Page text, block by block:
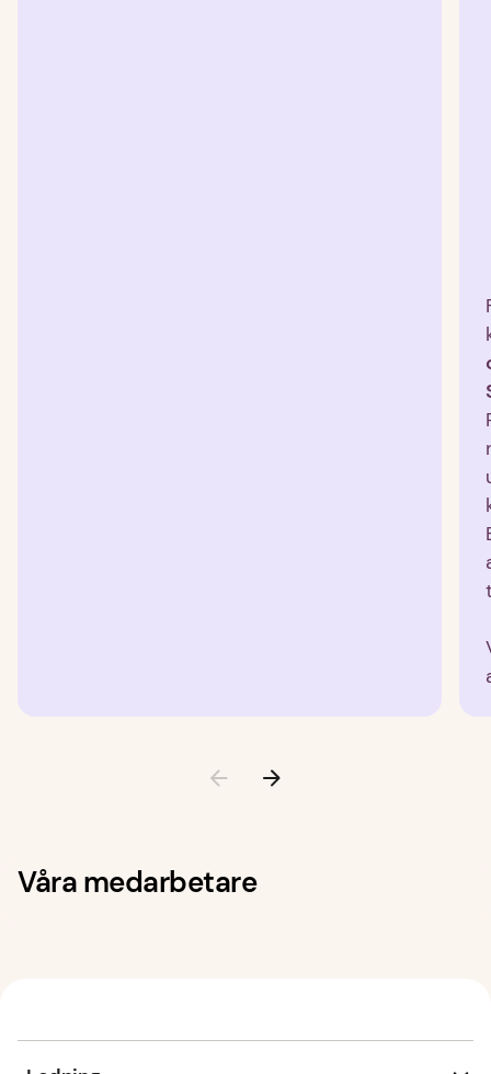
Våra medarbetare